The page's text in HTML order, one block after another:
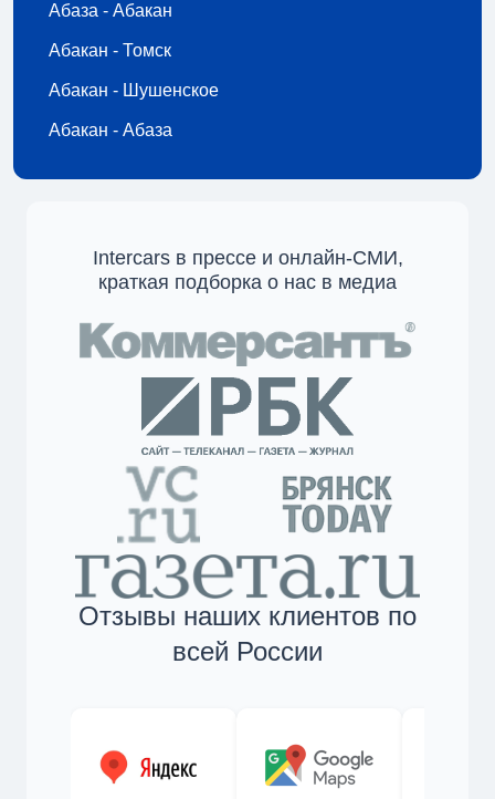
Абаза - Абакан
Абакан - Томск
Абакан - Шушенское
Абакан - Абаза
Intercars в прессе и онлайн-СМИ,
краткая подборка о нас в медиа
Отзывы наших клиентов по
всей России